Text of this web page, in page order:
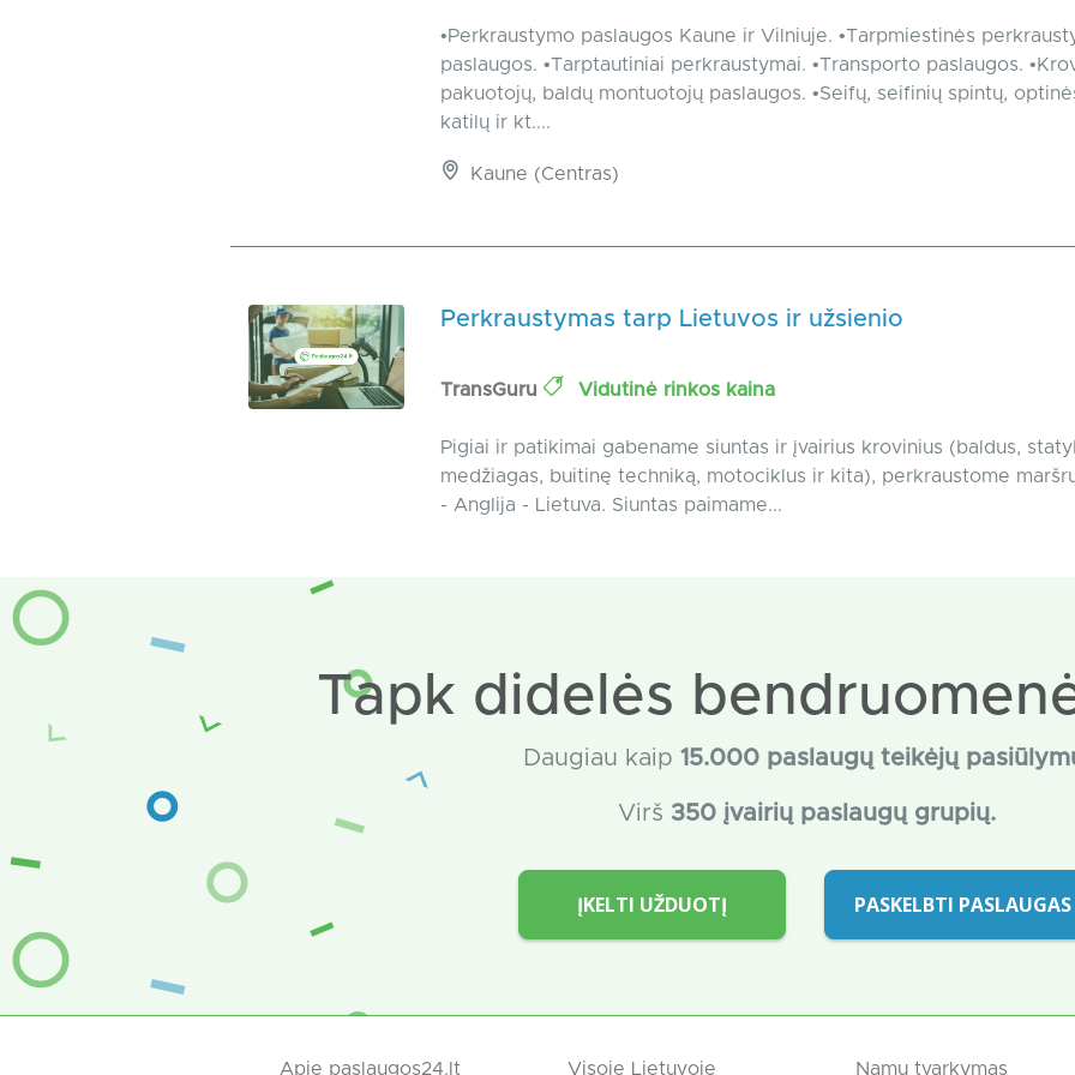
•Perkraustymo paslaugos Kaune ir Vilniuje. •Tarpmiestinės
paslaugos. •Tarptautiniai perkraustymai. •Transporto paslaugos.
pakuotojų, baldų montuotojų paslaugos. •Seifų, seifinių spintų,
katilų ir kt....
Kaune (Centras)
Perkraustymas tarp Lietuvos ir užsienio
TransGuru Vidutinė rinkos kaina
Pigiai ir patikimai gabename siuntas ir įvairius krovinius (baldus,
medžiagas, buitinę techniką, motociklus ir kita), perkraustome
- Anglija - Lietuva. Siuntas paimame...
Tapk didelės
Daugiau kaip 15.000 paslaugų teikėjų
Virš 350 įvairių paslaugų grupių.
ĮKELTI UŽDUOTĮ PASKELBTI PASLAUGAS
Apie paslaugos24.lt Visoje Lietuvoje Namų tvarkymas